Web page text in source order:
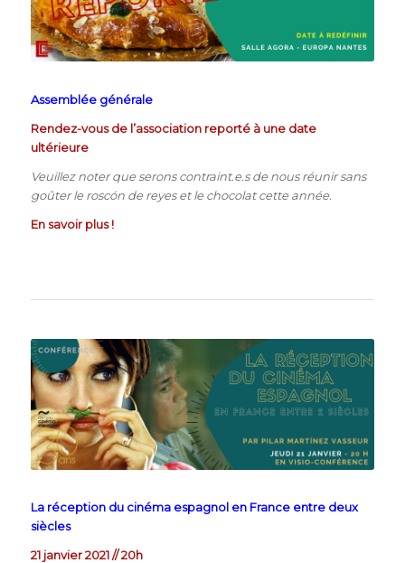
Assemblée générale
Rendez-vous de l’association reporté à une date
ultérieure
Veuillez noter que serons contraint.e.s de nous réunir sans
goûter le roscón de reyes et le chocolat cette année.
En savoir plus !
La réception du cinéma espagnol en France entre deux
siècles
21 janvier 2021 // 20h